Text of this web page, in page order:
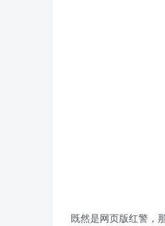
既然是网页版红警，